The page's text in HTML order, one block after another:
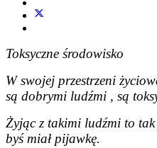
Toksyczne środowisko
W swojej przestrzeni
są dobrymi ludźmi , są
Żyjąc z takimi ludźmi to
byś miał pijawkę.